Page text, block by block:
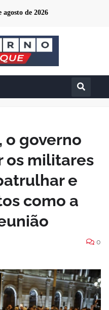
de 2026
o governo
os militares
e
como a
0